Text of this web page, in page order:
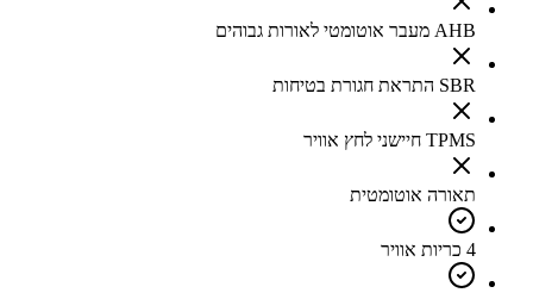
AHB מעבר אוטומטי לאורות גבוהים
SBR התראת חגורת בטיחות
TPMS חיישני לחץ אוויר
תאורה אוטומטית
4 כריות אוויר